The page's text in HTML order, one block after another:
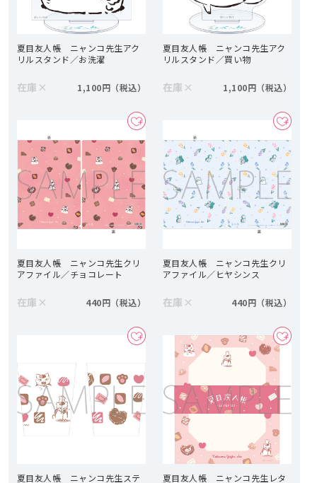
夏目友人帳 ニャンコ先生アク
リルスタンド／お洗濯
在庫 × 1,100円
夏目友人帳 ニャンコ先生アク
リルスタンド／買い物
在庫 × 1,100円
夏目友人帳 ニャンコ先生クリ
アファイル／チョコレート
在庫 × 440円
夏目友人帳 ニャンコ先生クリ
アファイル／ヒヤシンス
在庫 × 440円
夏目友人帳 ニャンコ先生ステ
夏目友人帳 ニャンコ先生レタ